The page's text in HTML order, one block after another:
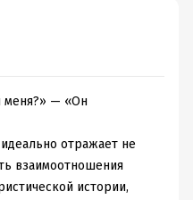
меня?» — «Он
отражает не
взаимоотношения
истории,